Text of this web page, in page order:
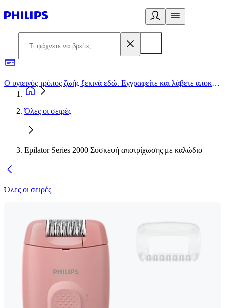
Ο υγιεινός τρόπος ζωής ξεκινά εδώ. Εγγραφείτε και λάβετε αποκλειστικές προσφορές
Όλες οι σειρές
Epilator Series 2000 Συσκευή αποτρίχωσης με καλώδιο
Όλες οι σειρές